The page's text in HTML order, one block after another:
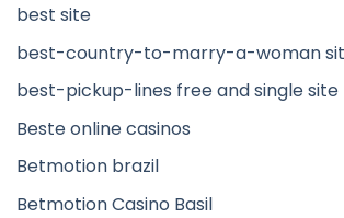
best site
best-country-to-marry-a-woman
best-pickup-lines free and single site
Beste online casinos
Betmotion brazil
Betmotion Casino Basil